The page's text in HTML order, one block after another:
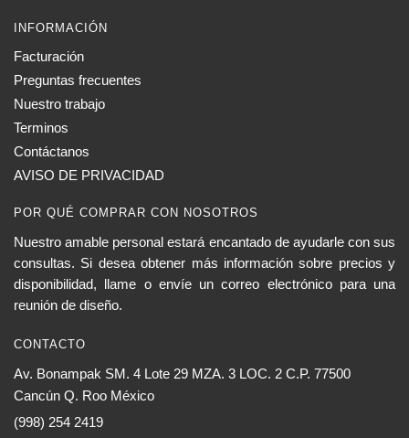
INFORMACIÓN
Facturación
Preguntas frecuentes
Nuestro trabajo
Terminos
Contáctanos
AVISO DE PRIVACIDAD
POR QUÉ COMPRAR CON NOSOTROS
Nuestro amable personal estará encantado de ayudarle con sus
consultas. Si desea obtener más información sobre precios y
disponibilidad, llame o envíe un correo electrónico para una
reunión de diseño.
CONTACTO
Av. Bonampak SM. 4 Lote 29 MZA. 3 LOC. 2 C.P. 77500
Cancún Q. Roo México
(998) 254 2419